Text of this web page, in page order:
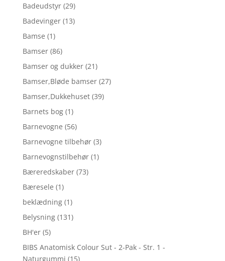
Badeudstyr (29)
Badevinger (13)
Bamse (1)
Bamser (86)
Bamser og dukker (21)
Bamser,Bløde bamser (27)
Bamser,Dukkehuset (39)
Barnets bog (1)
Barnevogne (56)
Barnevogne tilbehør (3)
Barnevognstilbehør (1)
Bæreredskaber (73)
Bæresele (1)
beklædning (1)
Belysning (131)
BH'er (5)
BIBS Anatomisk Colour Sut - 2-Pak - Str. 1 -
Naturgummi (15)